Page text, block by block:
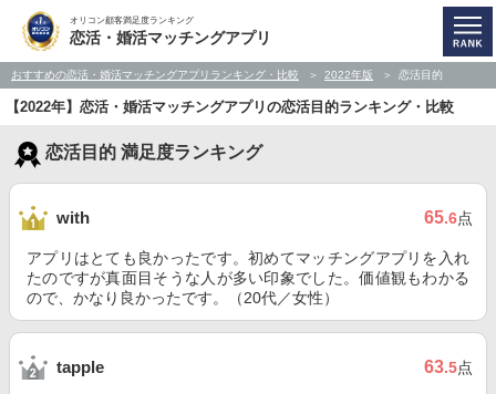
オリコン顧客満足度ランキング
恋活・婚活マッチングアプリ
おすすめの恋活・婚活マッチングアプリランキング・比較 2022年版 恋活目的
【2022年】恋活・婚活マッチングアプリの恋活目的ランキング・比較
恋活目的 満足度ランキング
with 65.6点
アプリはとても良かったです。初めてマッチングアプリを入れ
たのですが真面目そうな人が多い印象でした。価値観もわかる
ので、かなり良かったです。（20代／女性）
tapple 63.5点